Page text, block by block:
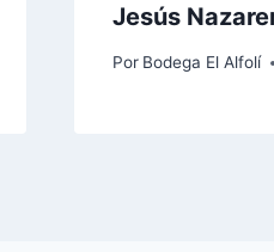
Jesús
Por Bodega El Alfolí